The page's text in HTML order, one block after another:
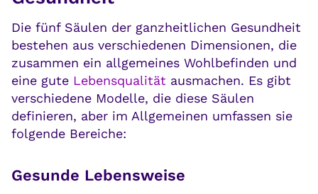
Die fünf Säulen der ganzheitlichen Gesundheit
bestehen aus verschiedenen Dimensionen, die
zusammen ein allgemeines Wohlbefinden und
eine gute Lebensqualität ausmachen. Es gibt
verschiedene Modelle, die diese Säulen
definieren, aber im Allgemeinen umfassen sie
folgende Bereiche:
Gesunde Lebensweise